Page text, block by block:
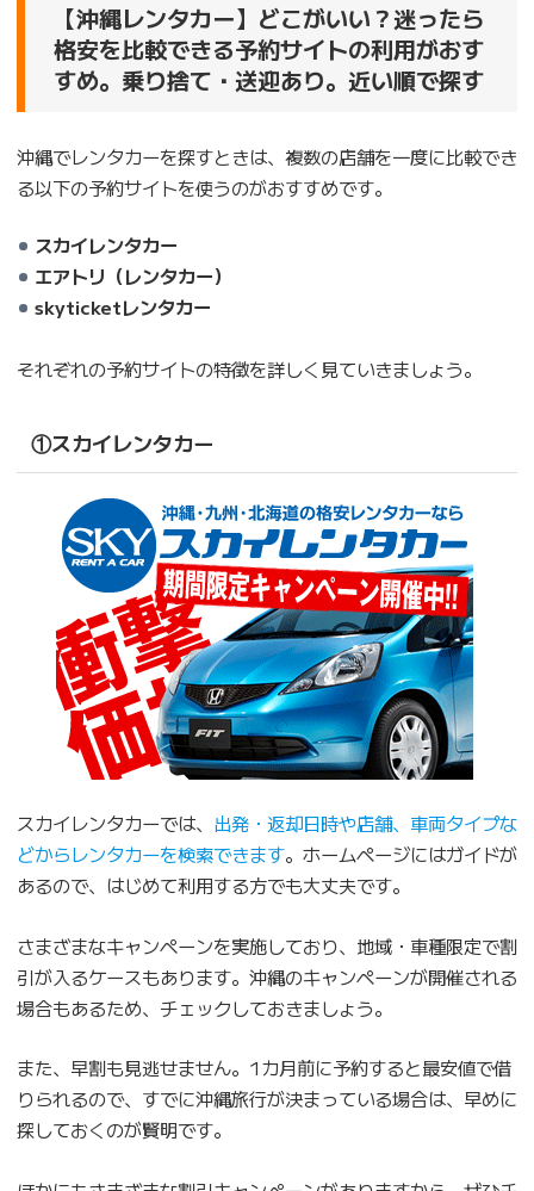
【沖縄レンタカー】どこがいい？迷ったら
格安を比較できる予約サイトの利用がおす
すめ。乗り捨て・送迎あり。近い順で探す
沖縄でレンタカーを探すときは、複数の店舗を一度に比較でき
る以下の予約サイトを使うのがおすすめです。
スカイレンタカー
エアトリ（レンタカー）
skyticketレンタカー
それぞれの予約サイトの特徴を詳しく見ていきましょう。
①スカイレンタカー
スカイレンタカーでは、 出発・返却日時や店舗、車両タイプな
どからレンタカーを検索できます。ホームページにはガイドが
あるので、はじめて利用する方でも大丈夫です。
さまざまなキャンペーンを実施しており、地域・車種限定で割
引が入るケースもあります。沖縄のキャンペーンが開催される
場合もあるため、チェックしておきましょう。
また、早割も見逃せません。1カ月前に予約すると最安値で借
りられるので、すでに沖縄旅行が決まっている場合は、早めに
探しておくのが賢明です。